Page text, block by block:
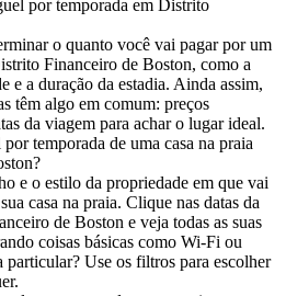
por temporada em Distrito
o quanto você vai pagar por um
Financeiro de Boston, como a
e a duração da estadia. Ainda assim,
têm algo em comum: preços
da viagem para achar o lugar ideal.
temporada de uma casa na praia
e o estilo da propriedade em que vai
casa na praia. Clique nas datas da
de Boston e veja todas as suas
coisas básicas como Wi-Fi ou
Use os filtros para escolher